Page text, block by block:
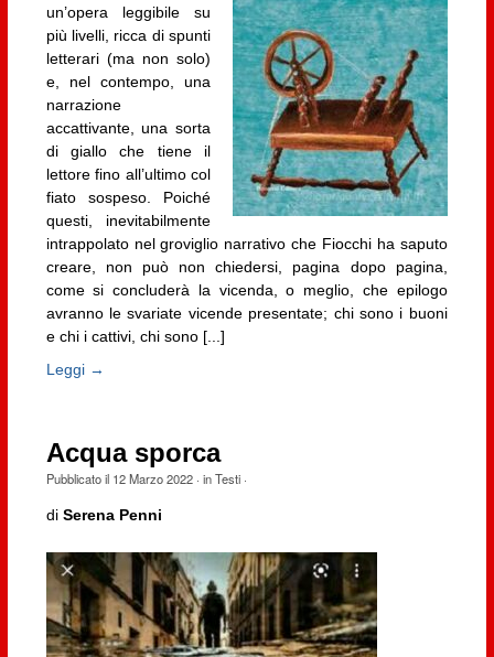
un’opera leggibile su
più livelli, ricca di spunti
letterari (ma non solo)
e, nel contempo, una
narrazione
accattivante, una sorta
di giallo che tiene il
lettore fino all’ultimo col
fiato sospeso. Poiché
questi, inevitabilmente
intrappolato nel groviglio narrativo che Fiocchi ha saputo
creare, non può non chiedersi, pagina dopo pagina,
come si concluderà la vicenda, o meglio, che epilogo
avranno le svariate vicende presentate; chi sono i buoni
e chi i cattivi, chi sono [...]
Leggi →
Acqua sporca
Pubblicato il 12 Marzo 2022· inTesti·
di Serena Penni